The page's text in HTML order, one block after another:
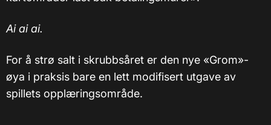
Ai ai ai.
For å strø salt i skrubbsåret er den nye «Grom»-
øya i praksis bare en lett modifisert utgave av
spillets opplæringsområde.